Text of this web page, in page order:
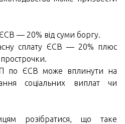
— 20% від суми боргу.
сплату ЄСВ — 20% плюс
по ЄСВ може вплинути на
соціальних виплат чи
розібратися, що таке